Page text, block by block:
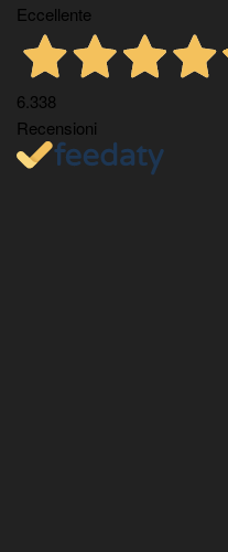
Eccellente
6.338
Recensioni